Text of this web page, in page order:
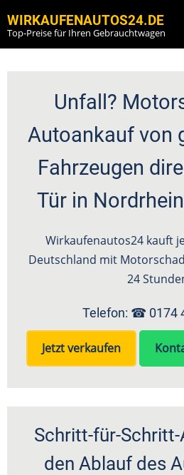
zum
Inhalt
WIRKAUFENAUTOS24.DE
Top-Preise für Ihren Gebrauchtwagen
Unfall?
Autoankauf von
Fahrzeugen
Tür in
Wirkaufenautos24 kauft
Deutschland mit
24
Telefon: ☎ 0174
Jetzt verkaufen
Schritt-für-
den Ablauf des